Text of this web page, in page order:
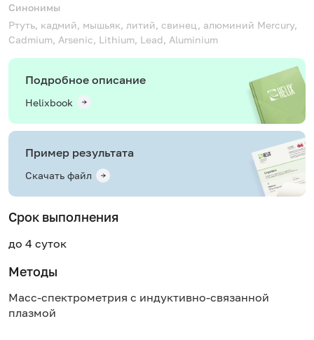
Синонимы
Ртуть, кадмий, мышьяк, литий, свинец, алюминий Mercury,
Cadmium, Arsenic, Lithium, Lead, Aluminium
Подробное описание
Helixbook
Пример результата
Скачать файл
Срок выполнения
до 4 суток
Методы
Масс-спектрометрия с индуктивно-связанной
плазмой